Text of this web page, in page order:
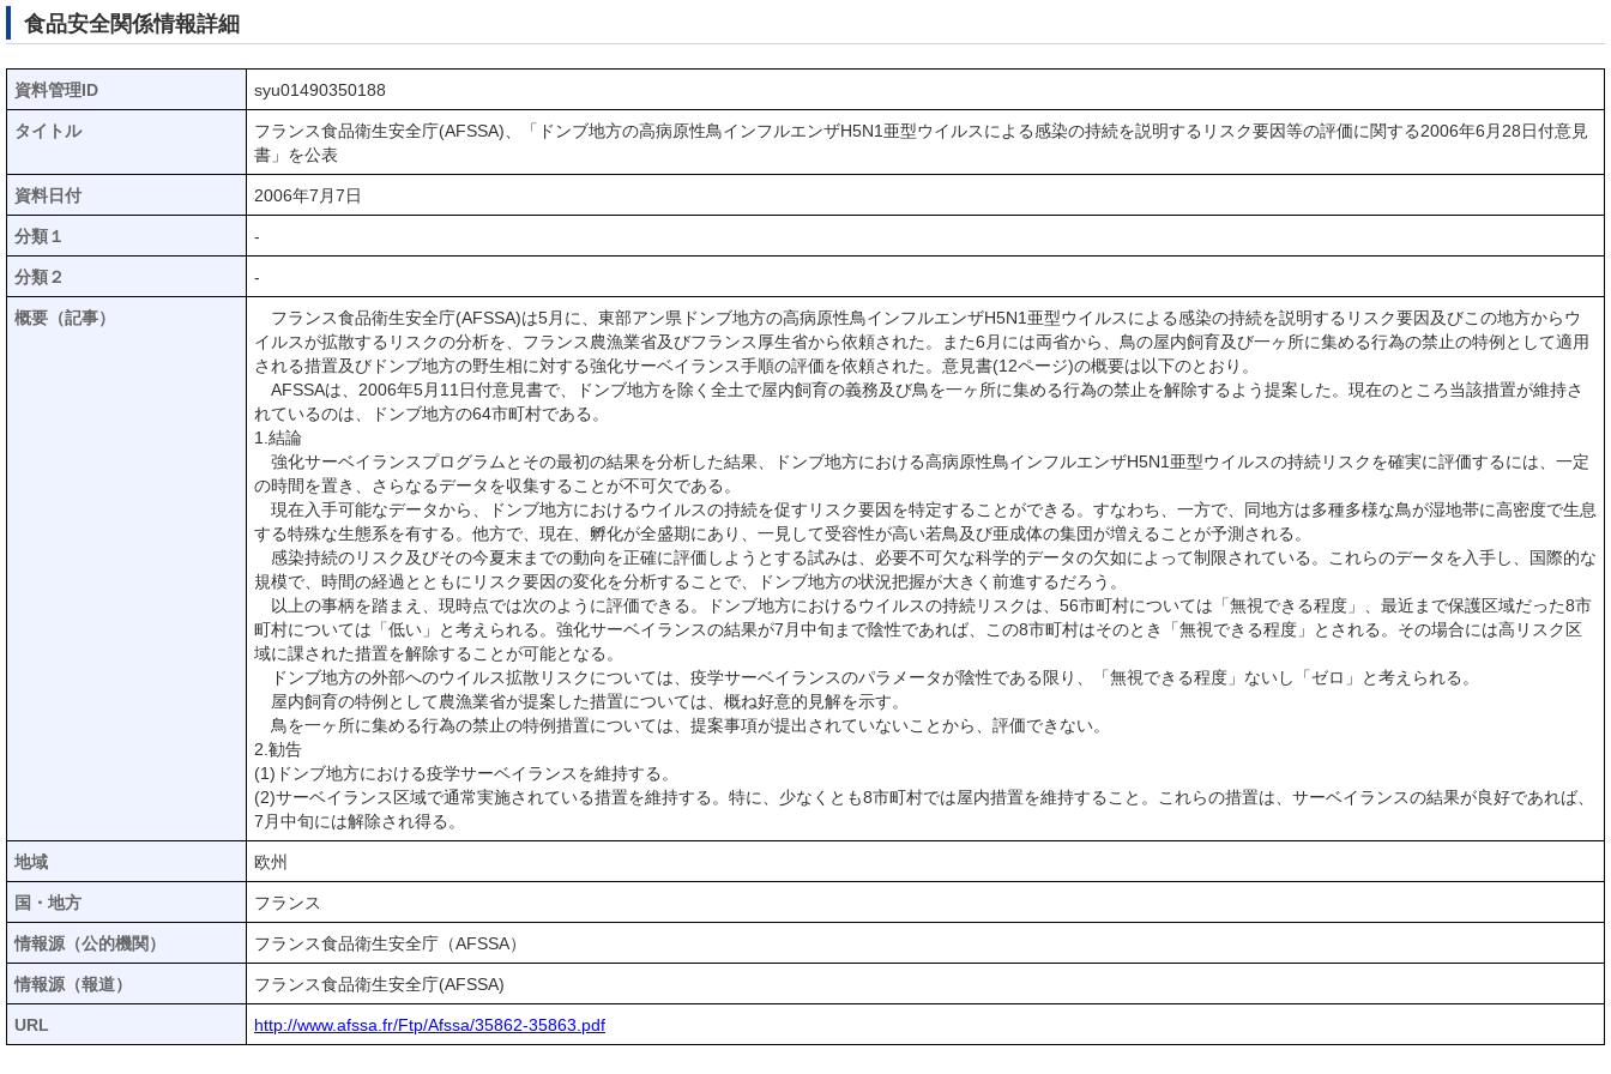
食品安全関係情報詳細
資料管理ID syu01490350188
タイトル
フランス食品衛生安全庁(AFSSA)、「ドンブ地方の高病原性鳥インフルエンザH5N1亜型ウイルスによる感染の持続を説明するリスク要因等の評価に関する2006年6月28日付意見
書」を公表
資料日付 2006年7月7日
分類１ -
分類２ -
概要（記事）
フランス食品衛生安全庁(AFSSA)は5月に、東部アン県ドンブ地方の高病原性鳥インフルエンザH5N1亜型ウイルスによる感染の持続を説明するリスク要因及びこの地方からウ
イルスが拡散するリスクの分析を、フランス農漁業省及びフランス厚生省から依頼された。また6月には両省から、鳥の屋内飼育及び一ヶ所に集める行為の禁止の特例として適用
される措置及びドンブ地方の野生相に対する強化サーベイランス手順の評価を依頼された。意見書(12ページ)の概要は以下のとおり。
AFSSAは、2006年5月11日付意見書で、ドンブ地方を除く全土で屋内飼育の義務及び鳥を一ヶ所に集める行為の禁止を解除するよう提案した。現在のところ当該措置が維持さ
れているのは、ドンブ地方の64市町村である。
1.結論
強化サーベイランスプログラムとその最初の結果を分析した結果、ドンブ地方における高病原性鳥インフルエンザH5N1亜型ウイルスの持続リスクを確実に評価するには、一定
の時間を置き、さらなるデータを収集することが不可欠である。
現在入手可能なデータから、ドンブ地方におけるウイルスの持続を促すリスク要因を特定することができる。すなわち、一方で、同地方は多種多様な鳥が湿地帯に高密度で生息
する特殊な生態系を有する。他方で、現在、孵化が全盛期にあり、一見して受容性が高い若鳥及び亜成体の集団が増えることが予測される。
感染持続のリスク及びその今夏末までの動向を正確に評価しようとする試みは、必要不可欠な科学的データの欠如によって制限されている。これらのデータを入手し、国際的な
規模で、時間の経過とともにリスク要因の変化を分析することで、ドンブ地方の状況把握が大きく前進するだろう。
以上の事柄を踏まえ、現時点では次のように評価できる。ドンブ地方におけるウイルスの持続リスクは、56市町村については「無視できる程度」、最近まで保護区域だった8市
町村については「低い」と考えられる。強化サーベイランスの結果が7月中旬まで陰性であれば、この8市町村はそのとき「無視できる程度」とされる。その場合には高リスク区
域に課された措置を解除することが可能となる。
ドンブ地方の外部へのウイルス拡散リスクについては、疫学サーベイランスのパラメータが陰性である限り、「無視できる程度」ないし「ゼロ」と考えられる。
屋内飼育の特例として農漁業省が提案した措置については、概ね好意的見解を示す。
鳥を一ヶ所に集める行為の禁止の特例措置については、提案事項が提出されていないことから、評価できない。
2.勧告
(1)ドンブ地方における疫学サーベイランスを維持する。
(2)サーベイランス区域で通常実施されている措置を維持する。特に、少なくとも8市町村では屋内措置を維持すること。これらの措置は、サーベイランスの結果が良好であれば、
7月中旬には解除され得る。
地域 欧州
国・地方 フランス
情報源（公的機関） フランス食品衛生安全庁（AFSSA）
情報源（報道） フランス食品衛生安全庁(AFSSA)
URL http://www.afssa.fr/Ftp/Afssa/35862-35863.pdf